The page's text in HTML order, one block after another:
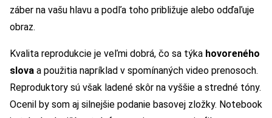
záber na vašu hlavu a podľa toho približuje alebo odďaľuje
obraz.
Kvalita reprodukcie je veľmi dobrá, čo sa týka hovoreného
slova a použitia napríklad v spomínaných video prenosoch.
Reproduktory sú však ladené skôr na vyššie a stredné tóny.
Ocenil by som aj silnejšie podanie basovej zložky. Notebook